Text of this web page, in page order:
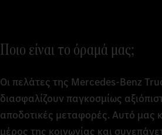
Ποιο είναι το όραμά μας;
Οι πελάτες της Mercedes‑Benz
διασφαλίζουν παγκοσμίως
αποδοτικές μεταφορές. Αυτό μας
μέρος της κοινωνίας και